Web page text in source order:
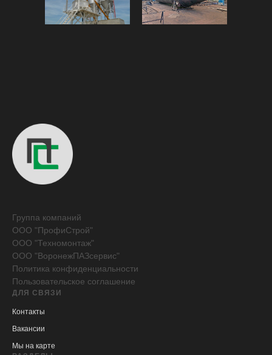
Группа компаний
ООО "ПрофиСтрой"
ООО "Техномонтаж"
ООО "ВоронежПАЗсервис"
Политика конфиденциальности
Пользовательское соглашение
ДЛЯ СВЯЗИ
Контакты
Вакансии
Мы на карте